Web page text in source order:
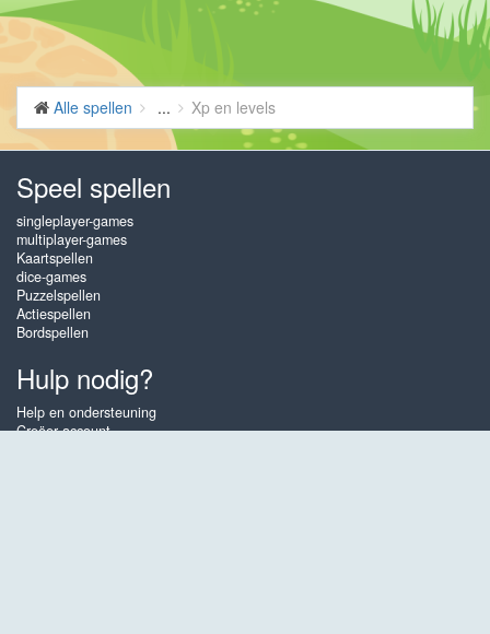
Alle spellen ... Xp en levels
Speel spellen
singleplayer-games
multiplayer-games
Kaartspellen
dice-games
Puzzelspellen
Actiespellen
Bordspellen
Hulp nodig?
Help en ondersteuning
Creëer account